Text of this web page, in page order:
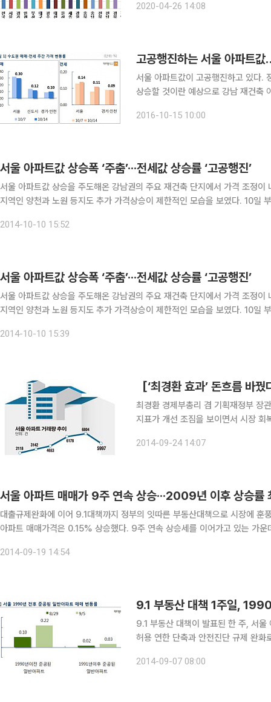
면, 이달 서울의 매매가격 전망지수
2020-04-26 14:08
고공행진하는 서울 아파트
서울 아파트값이 고공행진하고 있다.
상승할 것이란 예상으로 강남 재건축
다르면 10월 둘째 주 서울 아파트 매
2016-10-15 10:00
서울 아파트값 상승폭 ‘주춤’···전세값 상승률 ‘고공행진’
서울 아파트값 상승을 주도해온 강남권의 주요 재건축 단지에서 가격 조정
지역인 양천과 노원 등지도 추가 가격상승이 제한적인 모습을 보였다. 10일 부동산114에 따르면 이번 주 서울아파트 매매가격은 0.08%의
2014-10-10 15:52
서울 아파트값 상승폭 ‘주춤’···전세값 상승률 ‘고공행진’
서울 아파트값 상승을 주도해온 강남권의 주요 재건축 단지에서 가격 조정
지역인 양천과 노원 등지도 추가 가격상승이 제한적인 모습을 보였다. 10일
2014-10-10 15:39
최경환 경제부총리 겸 기획재정부 장
지표가 개선 조짐을 보이면서 시장 회복 기대
오기 무섭게 팔리고, 아파트 모델하우
2014-09-24 14:07
서울 아파트 매매가 9주 연속 상승···2009년 이후 상승률
대출규제완화에 이어 9.1대책까지 정부의 잇따른 부동산대책으로 시장에 훈풍이 거세지고 있다. 19일 부동
아파트 매매가격은 0.15% 상승했다. 9주 연속 상승세를 이어가고 있는 가
2014-09-19 14:54
9.1 부동산 대책 1주일,
9.1 부동산 대책이 발표된 한 주, 서
허용 연한 단축과 안전진단 규제 완
변동률은 0.22%를 기록했다. 이는
2014-09-07 08:00